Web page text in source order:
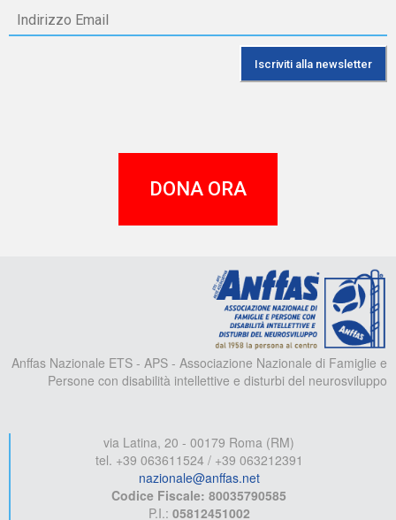
DONA ORA
Anffas Nazionale ETS - APS - Associazione Nazionale di Famiglie e
Persone con disabilità intellettive e disturbi del neurosviluppo
via Latina, 20 - 00179 Roma (RM)
tel. +39 063611524 / +39 063212391
nazionale@anffas.net
Codice Fiscale: 80035790585
P.I.: 05812451002